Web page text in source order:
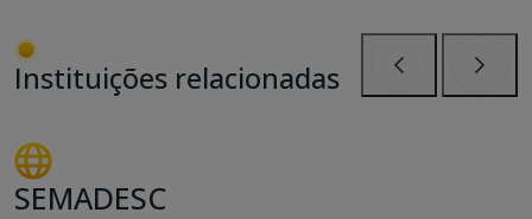
Instituições relacionadas
SEMADESC